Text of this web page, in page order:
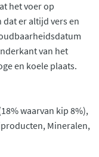
het voer op
er altijd vers en
van het
en koele plaats.
waarvan kip 8%),
Mineralen,